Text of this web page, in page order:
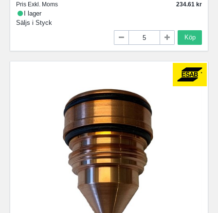
Pris Exkl. Moms
234.61
I lager
Säljs i Styck
Köp